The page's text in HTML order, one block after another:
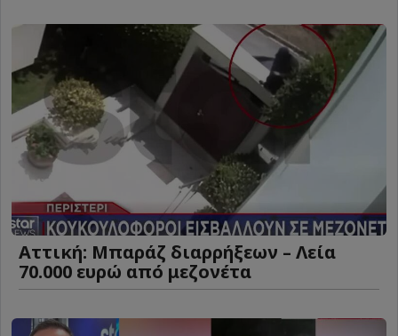
Αττική: Μπαράζ διαρρήξεων – Λεία
70.000 ευρώ από μεζονέτα